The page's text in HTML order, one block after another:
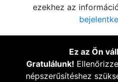
ezekhez az
Ez az Ön
Gratulálunk!
népszerűsítéshez